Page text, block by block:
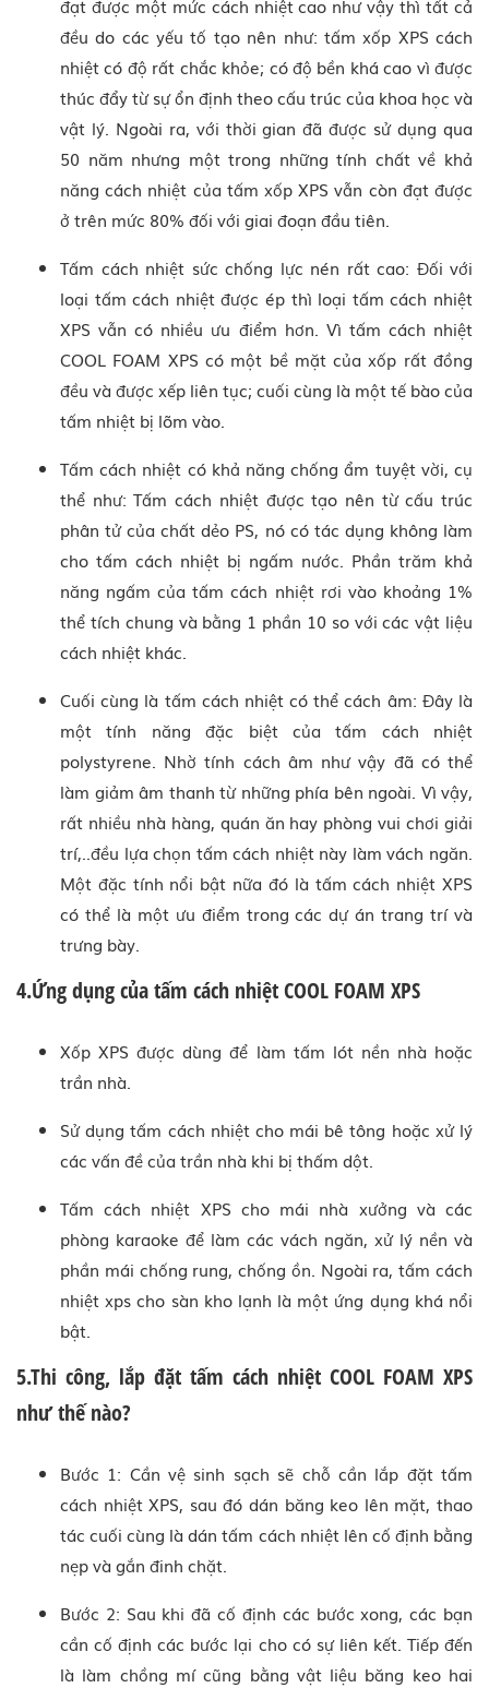
đạt được một mức cách nhiệt cao như vậy thì tất cả
đều do các yếu tố tạo nên như: tấm xốp XPS cách
nhiệt có độ rất chắc khỏe; có độ bền khá cao vì được
thúc đẩy từ sự ổn định theo cấu trúc của khoa học và
vật lý. Ngoài ra, với thời gian đã được sử dụng qua
50 năm nhưng một trong những tính chất về khả
năng cách nhiệt của tấm xốp XPS vẫn còn đạt được
ở trên mức 80% đối với giai đoạn đầu tiên.
Tấm cách nhiệt sức chống lực nén rất cao: Đối với
loại tấm cách nhiệt được ép thì loại tấm cách nhiệt
XPS vẫn có nhiều ưu điểm hơn. Vì tấm cách nhiệt
COOL FOAM XPS có một bề mặt của xốp rất đồng
đều và được xếp liên tục; cuối cùng là một tế bào của
tấm nhiệt bị lõm vào.
Tấm cách nhiệt có khả năng chống ẩm tuyệt vời, cụ
thể như: Tấm cách nhiệt được tạo nên từ cấu trúc
phân tử của chất dẻo PS, nó có tác dụng không làm
cho tấm cách nhiệt bị ngấm nước. Phần trăm khả
năng ngấm của tấm cách nhiệt rơi vào khoảng 1%
thể tích chung và bằng 1 phần 10 so với các vật liệu
cách nhiệt khác.
Cuối cùng là tấm cách nhiệt có thể cách âm: Đây là
một tính năng đặc biệt của tấm cách nhiệt
polystyrene. Nhờ tính cách âm như vậy đã có thể
làm giảm âm thanh từ những phía bên ngoài. Vì vậy,
rất nhiều nhà hàng, quán ăn hay phòng vui chơi giải
trí,..đều lựa chọn tấm cách nhiệt này làm vách ngăn.
Một đặc tính nổi bật nữa đó là tấm cách nhiệt XPS
có thể là một ưu điểm trong các dự án trang trí và
trưng bày.
4.Ứng dụng của tấm cách nhiệt COOL FOAM XPS
Xốp XPS được dùng để làm tấm lót nền nhà hoặc
trần nhà.
Sử dụng tấm cách nhiệt cho mái bê tông hoặc xử lý
các vấn đề của trần nhà khi bị thấm dột.
Tấm cách nhiệt XPS cho mái nhà xưởng và các
phòng karaoke để làm các vách ngăn, xử lý nền và
phần mái chống rung, chống ồn. Ngoài ra, tấm cách
nhiệt xps cho sàn kho lạnh là một ứng dụng khá nổi
bật.
5.Thi công, lắp đặt tấm cách nhiệt COOL FOAM XPS
như thế nào?
Bước 1: Cần vệ sinh sạch sẽ chỗ cần lắp đặt tấm
cách nhiệt XPS, sau đó dán băng keo lên mặt, thao
tác cuối cùng là dán tấm cách nhiệt lên cố định bằng
nẹp và gắn đinh chặt.
Bước 2: Sau khi đã cố định các bước xong, các bạn
cần cố định các bước lại cho có sự liên kết. Tiếp đến
là làm chồng mí cũng bằng vật liệu băng keo hai